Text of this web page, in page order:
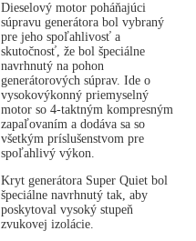
Dieselový motor poháňajúci
súpravu generátora bol vybraný
pre jeho spoľahlivosť a
skutočnosť, že bol špeciálne
navrhnutý na pohon
generátorových súprav. Ide o
vysokovýkonný priemyselný
motor so 4-taktným kompresným
zapaľovaním a dodáva sa so
všetkým príslušenstvom pre
spoľahlivý výkon.
Kryt generátora Super Quiet bol
špeciálne navrhnutý tak, aby
poskytoval vysoký stupeň
zvukovej izolácie.